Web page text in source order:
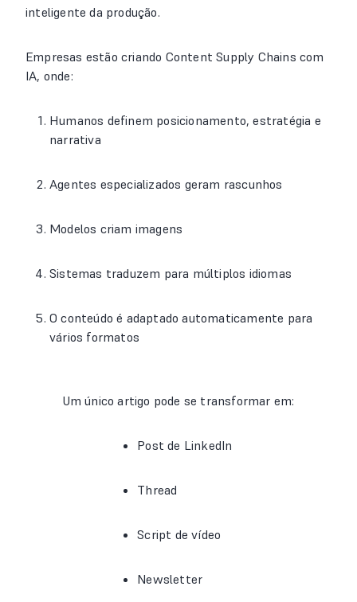
inteligente da produção.
Empresas estão criando Content Supply Chains com
IA, onde:
Humanos definem posicionamento, estratégia e
narrativa
Agentes especializados geram rascunhos
Modelos criam imagens
Sistemas traduzem para múltiplos idiomas
O conteúdo é adaptado automaticamente para
vários formatos
Um único artigo pode se transformar em:
Post de LinkedIn
Thread
Script de vídeo
Newsletter